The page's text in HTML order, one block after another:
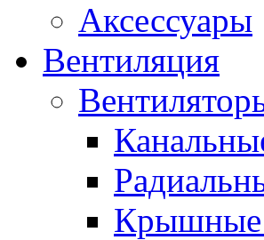
Аксессуары
Вентиляция
Крышные